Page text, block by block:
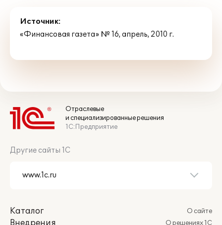
Источник:
«Финансовая газета» № 16, апрель, 2010 г.
Отраслевые
и специализированные решения
1С:Предприятие
Другие сайты 1С
Каталог
Внедрения
О сайте
О решениях 1С